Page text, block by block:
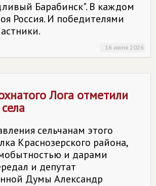
Барабинск". В каждом
Россия. И победителями
16 июня 2026
Лога отметили
сельчанам этого
Краснозерского района,
и дарами
и депутат
Думы Александр